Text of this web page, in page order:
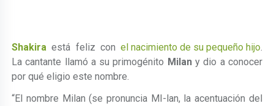
Shakira está feliz con el nacimiento de su pequeño hijo.
La cantante llamó a su primogénito Milany dio a conocer
por qué eligio este nombre.
“El nombre Milan (se pronuncia MI-lan, la acentuación del